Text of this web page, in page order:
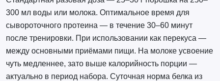
300 мл воды или молока. Оптимальное время для
сывороточного протеина — в течение 30–60 минут
после тренировки. При использовании как перекуса —
между основными приёмами пищи. На молоке усвоение
чуть медленнее, зато выше калорийность порции —
актуально в период набора. Суточная норма белка из